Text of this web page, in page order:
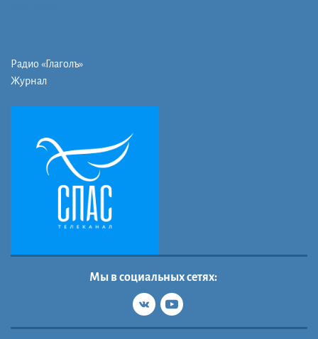
Радио «Глаголъ»
Журнал
Мы в социальных сетях: